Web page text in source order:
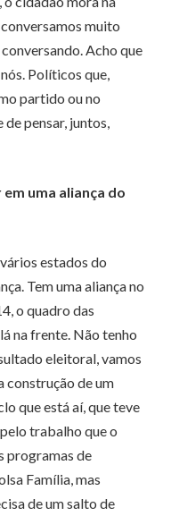
muito
Acho que
Políticos que,
partido ou no
pensar, juntos,
uma aliança do
estados do
Tem uma aliança no
o quadro das
na frente. Não tenho
eleitoral, vamos
construção de um
que está aí, que teve
trabalho que o
programas de
Família, mas
de um salto de